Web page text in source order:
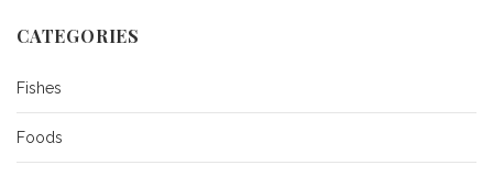
Gestore Delle Segnalazioni –
Whistleblowing
Academy – Recruitment
231
CATEGORIES
Fishes
Foods